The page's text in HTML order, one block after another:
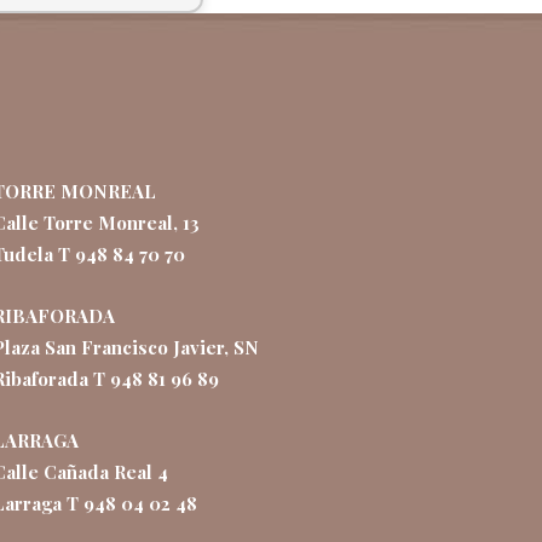
MONREAL
Torre Monreal, 13
T 948 84 70 70
San Francisco Javier, SN
T 948 81 96 89
Cañada Real 4
T 948 04 02 48